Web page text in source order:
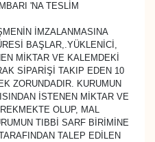
'NA TESLİM
İMZALANMASINA
BAŞLAR,.YÜKLENİCİ,
MİKTAR VE KALEMDEKİ
SİPARİŞİ TAKIP EDEN 10
ZORUNDADIR. KURUMUN
İSTENEN MİKTAR VE
OLUP, MAL
TIBBİ SARF BİRİMİNE
TALEP EDİLEN